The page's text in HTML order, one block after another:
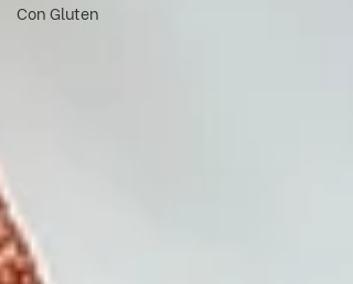
Con Gluten